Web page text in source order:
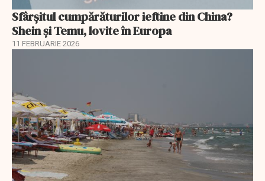
Sfârșitul cumpărăturilor ieftine din China?
Shein și Temu, lovite în Europa
11 FEBRUARIE 2026